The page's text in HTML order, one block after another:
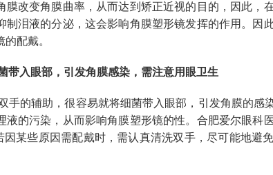
膜改变角膜曲率，从而达到矫正近视的目的，因此，
制泪液的分泌，这会影响角膜塑形镜发挥的作用。因
配戴。
带入眼部，引发角膜感染，需注意用眼卫生
手的辅助，很容易就将细菌带入眼部，引发角膜的感
液的污染，从而影响角膜塑形镜的性。合肥爱尔眼科
因某些原因需配戴时，需认真清洗双手，尽可能地避